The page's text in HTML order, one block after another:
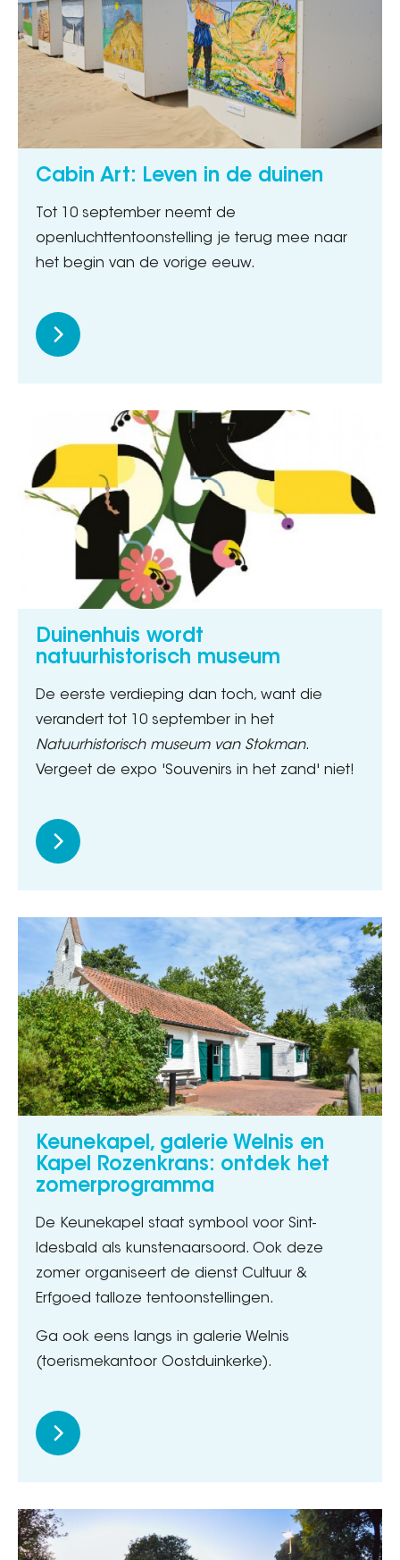
Cabin Art: Leven in de duinen
Tot 10 september neemt de
openluchttentoonstelling je terug mee naar
het begin van de vorige eeuw.
Duinenhuis wordt
natuurhistorisch museum
De eerste verdieping dan toch, want die
verandert tot 10 september in het
Natuurhistorisch museum van Stokman.
Vergeet de expo 'Souvenirs in het zand' niet!
Keunekapel, galerie Welnis en
Kapel Rozenkrans: ontdek het
zomerprogramma
De Keunekapel staat symbool voor Sint-
Idesbald als kunstenaarsoord. Ook deze
zomer organiseert de dienst Cultuur &
Erfgoed talloze tentoonstellingen.
Ga ook eens langs in galerie Welnis
(toerismekantoor Oostduinkerke).